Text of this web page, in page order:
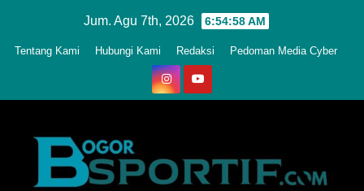
Jum. Agu 7th, 2026 6:55:00 AM
Tentang Kami Hubungi Kami Redaksi Pedoman Media Cyber